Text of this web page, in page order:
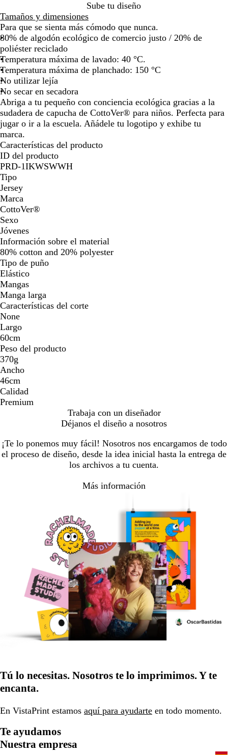
Sube tu diseño
Tamaños y dimensiones
Para que se sienta más cómodo que nunca.
80% de algodón ecológico de comercio justo / 20% de
poliéster reciclado
Temperatura máxima de lavado: 40 °C.
Temperatura máxima de planchado: 150 °C
No utilizar lejía
No secar en secadora
Abriga a tu pequeño con conciencia ecológica gracias a la
sudadera de capucha de CottoVer® para niños. Perfecta para
jugar o ir a la escuela. Añádele tu logotipo y exhibe tu
marca.
Características del producto
ID del producto
PRD-1IKWSWWH
Tipo
Jersey
Marca
CottoVer®
Sexo
Jóvenes
Información sobre el material
80% cotton and 20% polyester
Tipo de puño
Elástico
Mangas
Manga larga
Características del corte
None
Largo
60cm
Peso del producto
370g
Ancho
46cm
Calidad
Premium
Trabaja con un diseñador
Déjanos el diseño a nosotros
¡Te lo ponemos muy fácil! Nosotros nos encargamos de todo
el proceso de diseño, desde la idea inicial hasta la entrega de
los archivos a tu cuenta.
Más información
Tú lo necesitas. Nosotros te lo imprimimos. Y te
encanta.
En VistaPrint estamos aquí para ayudarte en todo momento.
Te ayudamos
Nuestra empresa